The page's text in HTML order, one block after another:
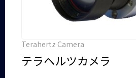
Terahertz Camera
テラヘルツカメラ